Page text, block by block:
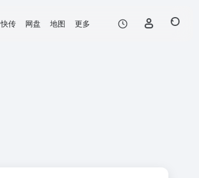
快传 网盘 地图 更多